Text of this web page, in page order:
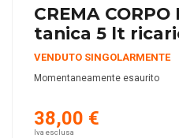
CREMA CORPO
tanica 5 lt
VENDUTO SINGOLARMENTE
Momentaneamente esaurito
38,00 €
Iva esclusa